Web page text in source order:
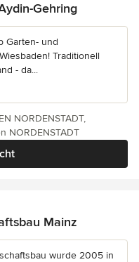
Gehring
Garten- und
Traditionell
- da...
NORDENSTADT,
NORDENSTADT
Mainz
wurde 2005 in